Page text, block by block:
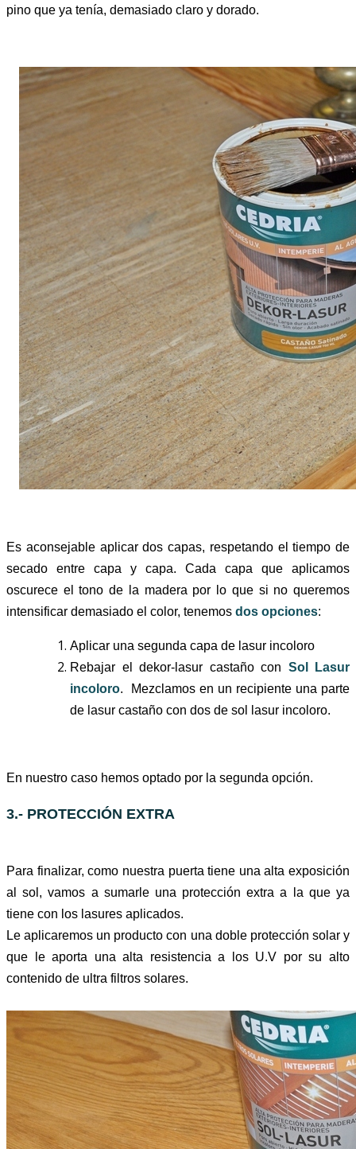
pino que ya tenía, demasiado claro y dorado.
Es aconsejable aplicar dos capas, respetando el tiempo de
secado entre capa y capa. Cada capa que aplicamos
oscurece el tono de la madera por lo que si no queremos
intensificar demasiado el color, tenemos dos opciones:
Aplicar una segunda capa de lasur incoloro
Rebajar el dekor-lasur castaño con Sol Lasur
incoloro. Mezclamos en un recipiente una parte
de lasur castaño con dos de sol lasur incoloro.
En nuestro caso hemos optado por la segunda opción.
3.- PROTECCIÓN EXTRA
Para finalizar, como nuestra puerta tiene una alta exposición
al sol, vamos a sumarle una protección extra a la que ya
tiene con los lasures aplicados.
Le aplicaremos un producto con una doble protección solar y
que le aporta una alta resistencia a los U.V por su alto
contenido de ultra filtros solares.